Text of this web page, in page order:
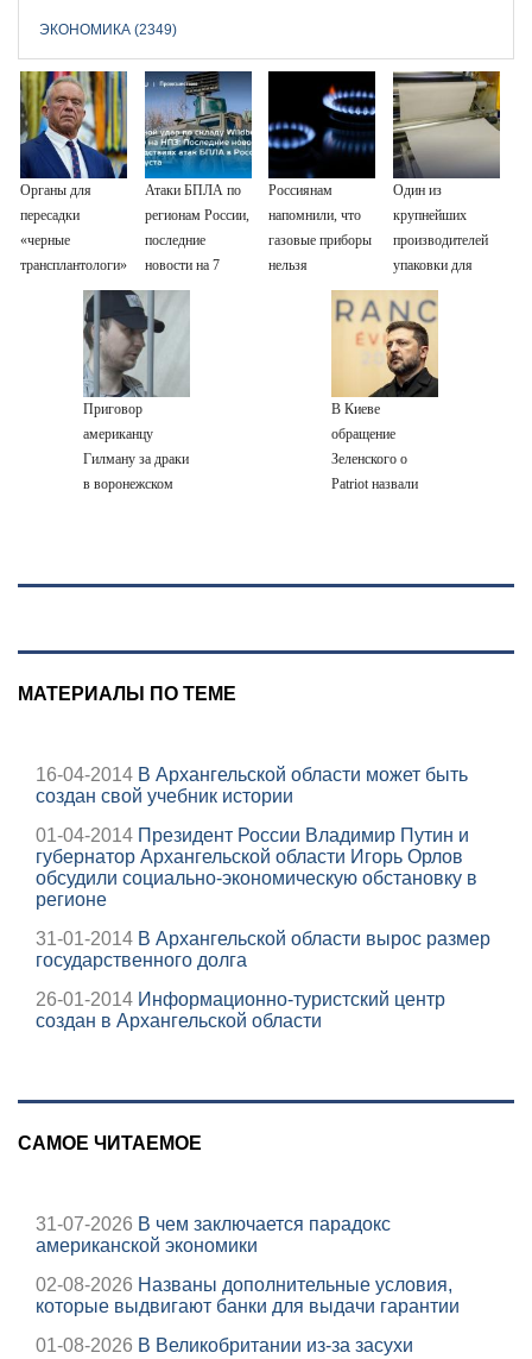
ЭКОНОМИКА (2349)
Органы для
пересадки
«черные
трансплантологи»
извлекали у еще
живых пациентов
Атаки БПЛА по
регионам России,
последние
новости на 7
августа 2026:
последствия,
атаки на склады
состояние
Россиянам
напомнили, что
газовые приборы
нельзя
ремонтировать
самостоятельно
Один из
крупнейших
производителей
упаковки для
молочки в
России прекратил
работу
Приговор
американцу
Гилману за драки
в воронежском
Новости на
В Киеве
обращение
Зеленского о
Patriot назвали
МАТЕРИАЛЫ ПО ТЕМЕ
16-04-2014 В Архангельской области может быть
создан свой учебник истории
01-04-2014 Президент России Владимир Путин и
губернатор Архангельской области Игорь Орлов
обсудили социально-экономическую обстановку в
регионе
31-01-2014 В Архангельской области вырос размер
государственного долга
26-01-2014 Информационно-туристский центр
создан в Архангельской области
САМОЕ ЧИТАЕМОЕ
31-07-2026 В чем заключается парадокс
американской экономики
02-08-2026 Названы дополнительные условия,
которые выдвигают банки для выдачи гарантии
01-08-2026 В Великобритании из-за засухи